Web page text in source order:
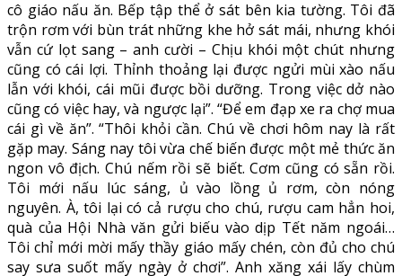
cô giáo nấu ăn. Bếp tập thể ở sát bên kia tường. Tôi đã
trộn rơm với bùn trát những khe hở sát mái, nhưng khói
vẫn cứ lọt sang – anh cười – Chịu khói một chút nhưng
cũng có cái lợi. Thỉnh thoảng lại được ngửi mùi xào nấu
lẫn với khói, cái mũi được bồi dưỡng. Trong việc dở nào
cũng có việc hay, và ngược lại”. “Để em đạp xe ra chợ mua
cái gì về ăn”. “Thôi khỏi cần. Chú về chơi hôm nay là rất
gặp may. Sáng nay tôi vừa chế biến được một mẻ thức ăn
ngon vô địch. Chú nếm rồi sẽ biết. Cơm cũng có sẵn rồi.
Tôi mới nấu lúc sáng, ủ vào lồng ủ rơm, còn nóng
nguyên. À, tôi lại có cả rượu cho chú, rượu cam hẳn hoi,
quà của Hội Nhà văn gửi biếu vào dịp Tết năm ngoái…
Tôi chỉ mới mời mấy thầy giáo mấy chén, còn đủ cho chú
say sưa suốt mấy ngày ở chơi”. Anh xăng xái lấy chùm